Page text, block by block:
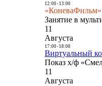
12:00- 13:00
Занятие в
11
Августа
17:00- 18:00
Виртуальный
Показ х/ф
11
Августа